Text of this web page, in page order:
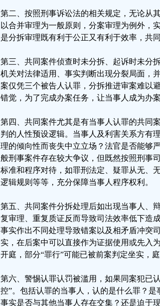
第二、按照刑事诉讼法的相关规定，无论从
以合并审理为一般原则，分案审理为例外，
是分拆审理既有利于公正又有利于效率，共
第三、共同案件侦查时未分拆、起诉时未分
机关对法律适用、事实判断出现分裂局面，
案仅凭三个被告人认罪，分拆推进审案难以
错觉，为了完成办案任务，让当事人成为办
第四、共同案件尤其是有当事人认罪的共同
判的人性预设逻辑。当事人及利害关系方有
理的倾向性而丧失中立立场？法官是否能够
般刑事案件存在较大争议，但既然按照刑事
标准和程序对待，如罪刑法定、疑罪从无、
逻辑规则等等，充分保障当事人程序权利。
第五、共同案件分拆处理后如出现当事人、
复审理、重复质证反而导致司法效率低下造
事实作出不同处理导致错案以及相矛盾冲突
实，在后案中可以直接作为证据使用或先入
开庭，部分“罪行”可能已被前案判定坐实，
第六、警惕认罪认罚被滥用，如果同案犯已
控”。包括认罪的当事人，认的是什么罪？
事实是否与其他当事人存在交集？还是迫于